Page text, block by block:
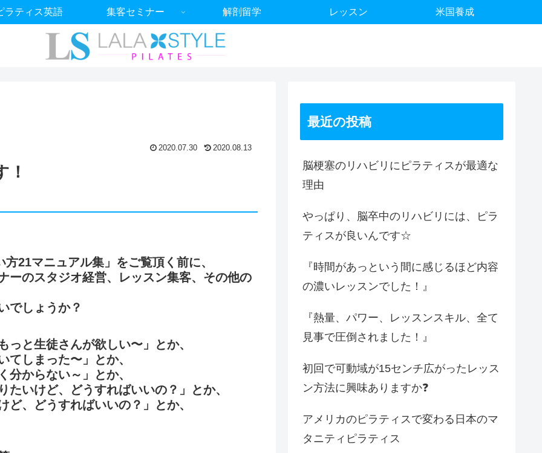
ラティス英語 集客セミナー 解剖留学 レッスン 米国養成
2020.07.30 2020.08.13
21マニュアル集」をご覧頂く前に、
ーのスタジオ経営、レッスン集客、その他の
でしょうか？
っと生徒さんが欲しい〜」とか、
てしまった〜」とか、
分からない～」とか、
たいけど、どうすればいいの？」とか、
ど、どうすればいいの？」とか、
最近の投稿
脳梗塞のリハビリにピラティスが最適な
理由
やっぱり、脳卒中のリハビリには、ピラ
ティスが良いんです☆
『時間があっという間に感じるほど内容
の濃いレッスンでした！』
『熱量、パワー、レッスンスキル、全て
見事で圧倒されました！』
初回で可動域が15センチ広がったレッス
ン方法に興味ありますか❓
アメリカのピラティスで変わる日本のマ
タニティピラティス